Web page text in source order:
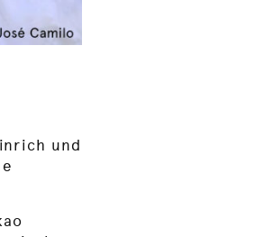
und